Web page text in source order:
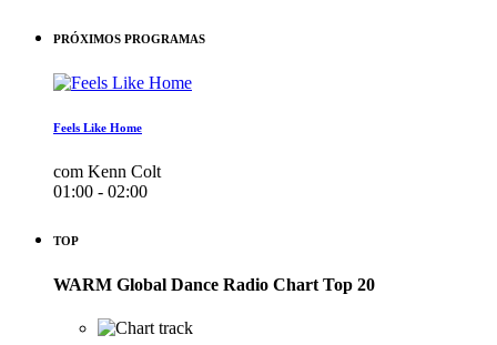
PRÓXIMOS PROGRAMAS
Feels Like Home
com Kenn Colt
01:00 - 02:00
TOP
WARM Global Dance Radio Chart Top 20